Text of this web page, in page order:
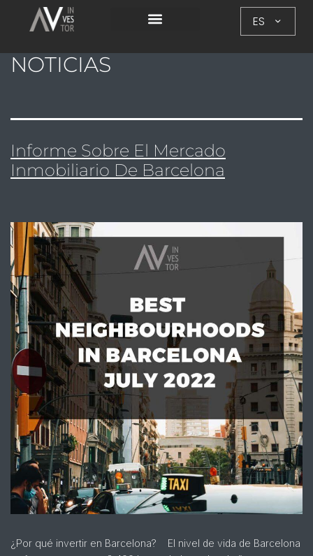
ES
NOTICIAS
Informe Sobre El Mercado
Inmobiliario De Barcelona
¿Por qué invertir en Barcelona? El nivel de vida de Barcelona